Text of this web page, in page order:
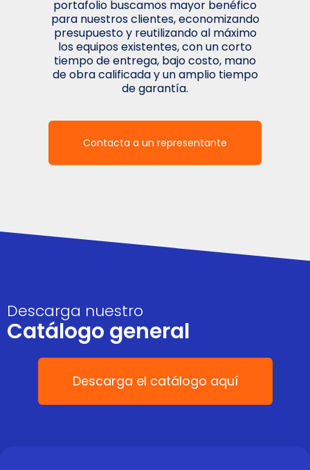
portafolio buscamos mayor benéfico
para nuestros clientes, economizando
presupuesto y reutilizando al máximo
los equipos existentes, con un corto
tiempo de entrega, bajo costo, mano
de obra calificada y un amplio tiempo
de garantía.
Contacta a un representante
Descarga nuestro
Catálogo general
Descarga el catálogo aquí